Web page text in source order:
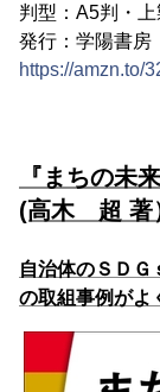
判型：A5判・
発行：学陽書房
https://amzn.to/
『まちの未
(高木 超 著
自治体のＳＤＧ
の取組事例がよ